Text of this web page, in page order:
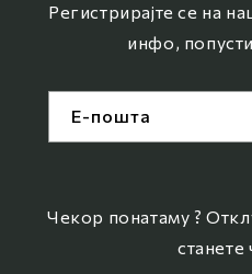
Регистрирајте се на
инфо,
Е-пошта
Чекор понатаму ?
станете